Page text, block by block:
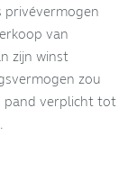
privévermogen
van
zijn winst
zou
pand verplicht tot